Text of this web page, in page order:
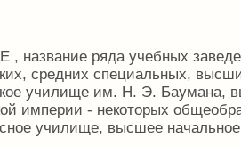
название ряда учебных
средних специальных,
училище им. Н. Э. Баумана,
империи - некоторых
училище, высшее